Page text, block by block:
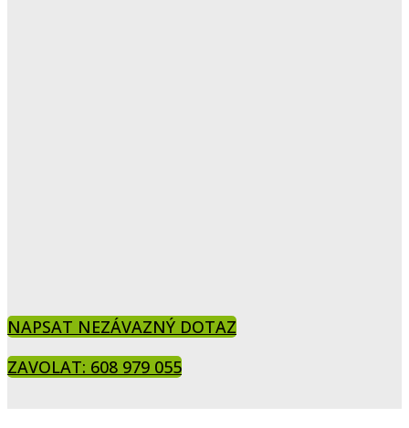
NAPSAT NEZÁVAZNÝ DOTAZ
ZAVOLAT: 608 979 055